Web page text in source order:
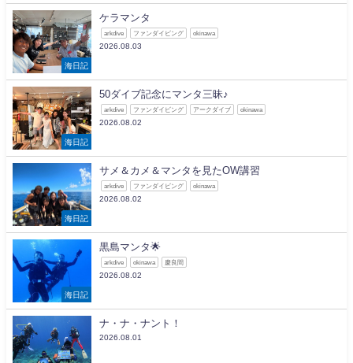
海日記
ケラマンタ
arkdive ファンダイビング okinawa
2026.08.03
海日記
50ダイブ記念にマンタ三昧♪
arkdive ファンダイビング アークダイブ okinawa
2026.08.02
海日記
サメ＆カメ＆マンタを見たOW講習
arkdive ファンダイビング okinawa
2026.08.02
海日記
黒島マンタ🌟
arkdive okinawa 慶良間
2026.08.02
ナ・ナ・ナント！
2026.08.01